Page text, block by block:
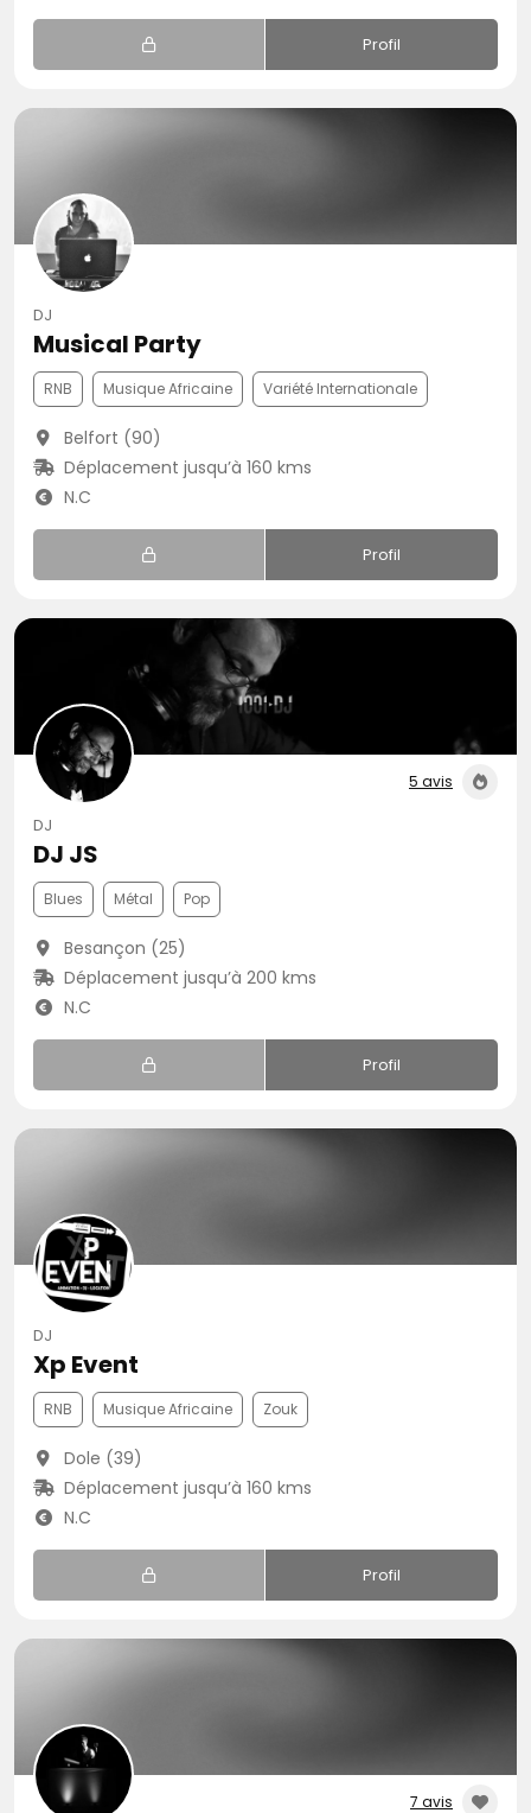
Profil
DJ
Musical Party
RNB Musique Africaine Variété Internationale
Belfort (90)
Déplacement jusqu’à 160 kms
N.C
Profil
5 avis
DJ
DJ JS
Blues Métal Pop
Besançon (25)
Déplacement jusqu’à 200 kms
N.C
Profil
DJ
Xp Event
RNB Musique Africaine Zouk
Dole (39)
Déplacement jusqu’à 160 kms
N.C
Profil
7 avis